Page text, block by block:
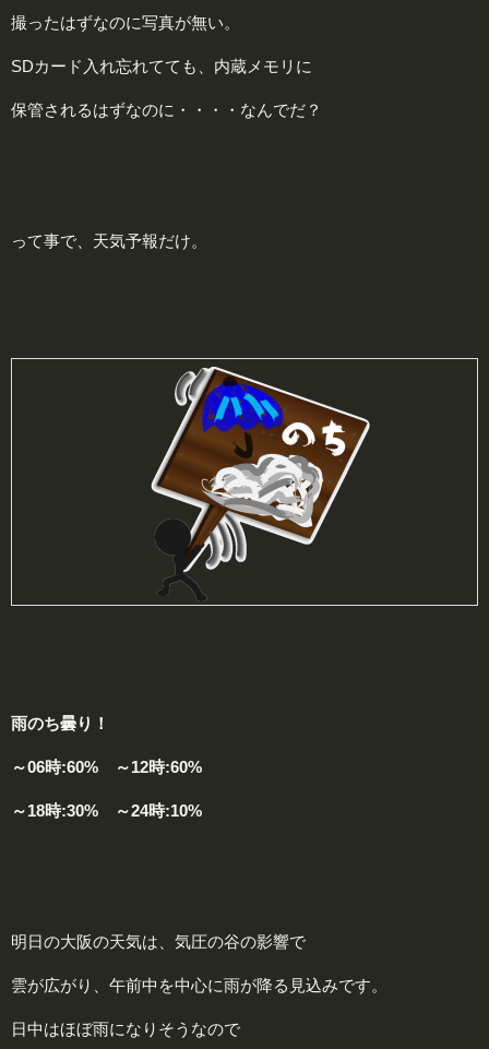
撮ったはずなのに写真が無い。
SDカード入れ忘れてても、内蔵メモリに
保管されるはずなのに・・・・なんでだ？
って事で、天気予報だけ。
雨のち曇り！
～06時:60% ～12時:60%
～18時:30% ～24時:10%
明日の大阪の天気は、気圧の谷の影響で
雲が広がり、午前中を中心に雨が降る見込みです。
日中はほぼ雨になりそうなので